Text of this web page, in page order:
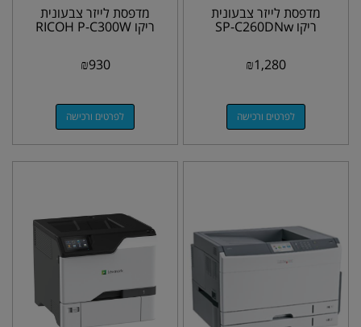
מדפסת לייזר צבעונית
ריקו SP-C260DNw
₪1,280
לפרטים ורכישה
מדפסת לייזר צבעונית
ריקו RICOH P-C300W
₪930
לפרטים ורכישה